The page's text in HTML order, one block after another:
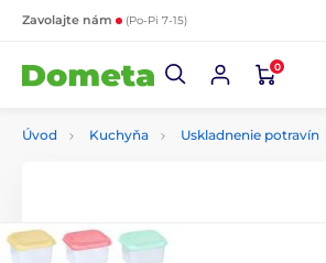
Zavolajte nám (Po-Pi 7-15)
0
Úvod Kuchyňa Uskladnenie potravín